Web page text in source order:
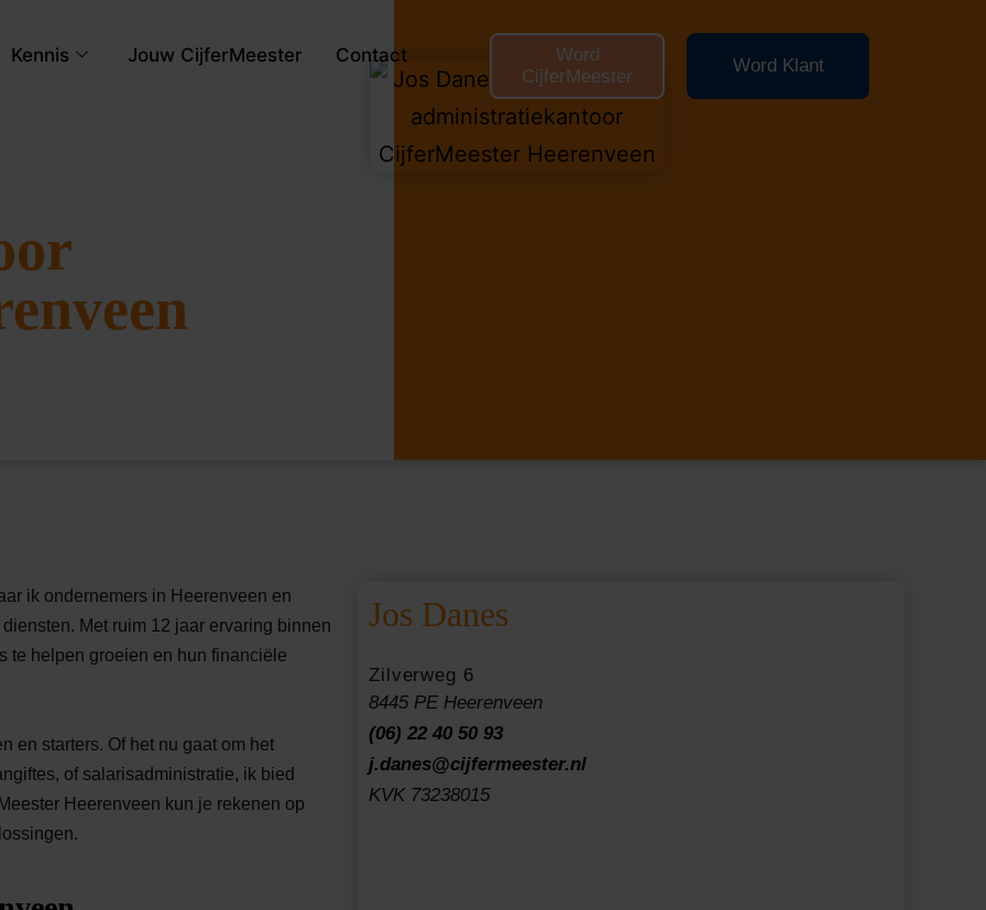
Kennis Jouw CijferMeester Contact
Word
CijferMeester
Word Klant
ik ondernemers in Heerenveen en
Met ruim 12 jaar ervaring binnen
te helpen groeien en hun financiële
en starters. Of het nu gaat om het
of salarisadministratie, ik bied
Heerenveen kun je rekenen op
Jos Danes
Zilverweg 6
8445 PE Heerenveen
(06) 22 40 50 93
j.danes@cijfermeester.nl
KVK 73238015